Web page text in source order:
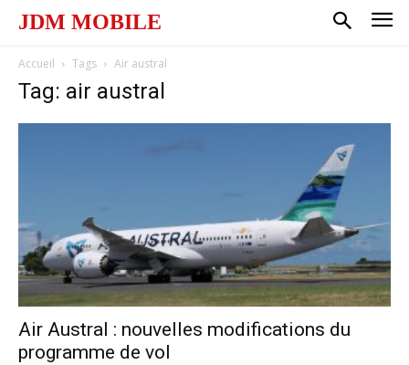
JDM MOBILE
Accueil Tags Air austral
Tag: air austral
Air Austral : nouvelles modifications du
programme de vol